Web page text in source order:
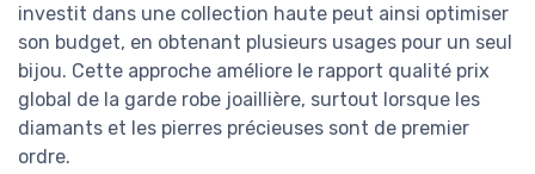
investit dans une collection haute peut ainsi optimiser
son budget, en obtenant plusieurs usages pour un seul
bijou. Cette approche améliore le rapport qualité prix
global de la garde robe joaillière, surtout lorsque les
diamants et les pierres précieuses sont de premier
ordre.